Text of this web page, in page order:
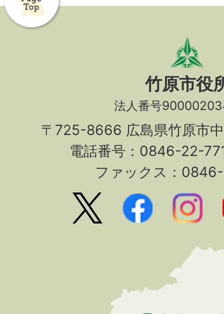
竹原市役
法人番号
〒725-8666 広島県竹原市
電話番号：0846-22-
ファックス：